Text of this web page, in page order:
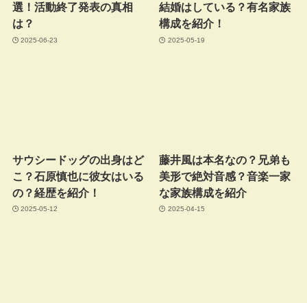
選！活動終了発表の真相
は？
2025-06-23
結婚はしている？有名家族
構成を紹介！
2025-05-19
サウシードッグの出身はど
こ？石原慎也に彼女はいる
の？経歴を紹介！
2025-05-12
藤井風は本名なの？兄弟も
美形で絶対音感？音楽一家
な家族構成を紹介
2025-04-15